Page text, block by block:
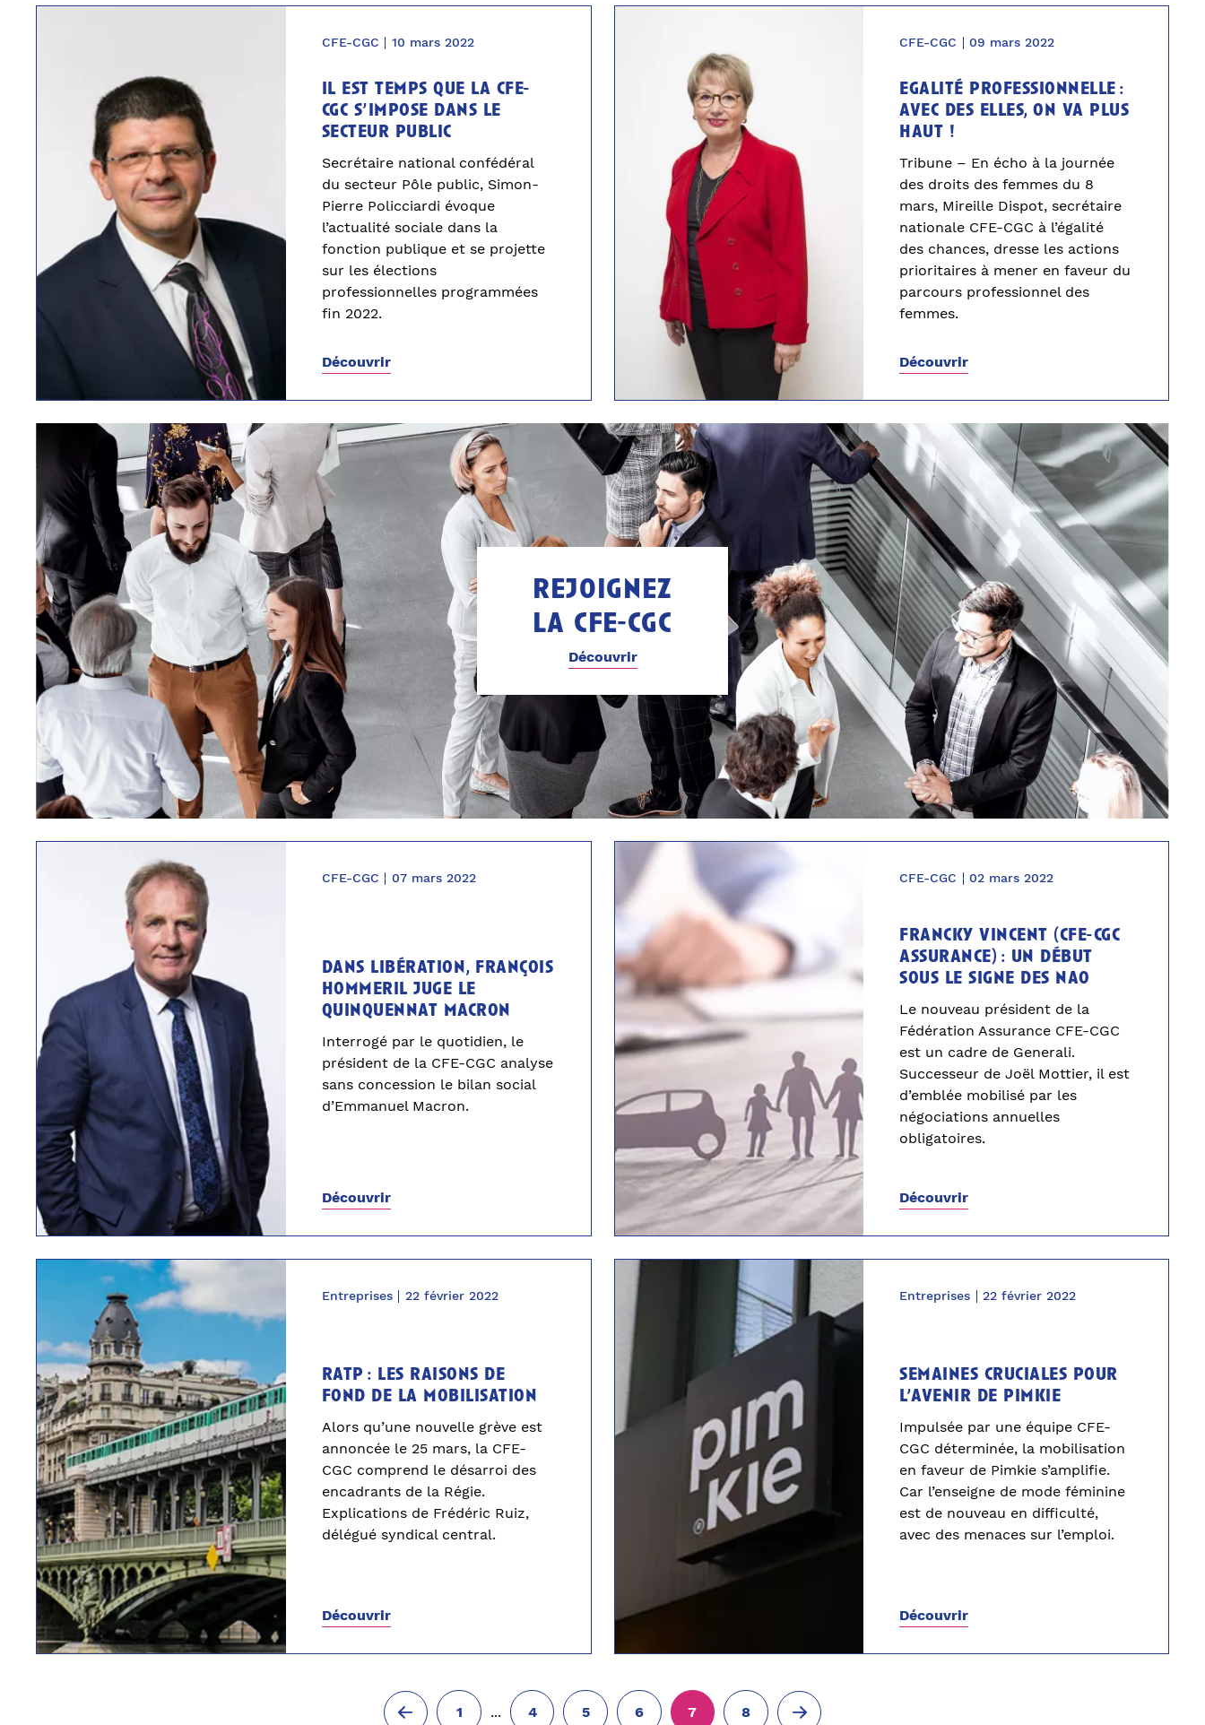
CFE-CGC 10 mars 2022
il est temps que la cfe-
cgc s’impose dans le
secteur public
Secrétaire national confédéral
du secteur Pôle public, Simon-
Pierre Policciardi évoque
l’actualité sociale dans la
fonction publique et se projette
sur les élections
professionnelles programmées
fin 2022.
Découvrir
CFE-CGC 09 mars 2022
egalité professionnelle :
avec des elles, on va plus
haut !
Tribune – En écho à la journée
des droits des femmes du 8
mars, Mireille Dispot, secrétaire
nationale CFE-CGC à l’égalité
des chances, dresse les actions
prioritaires à mener en faveur du
parcours professionnel des
femmes.
Découvrir
rejoignez
la cfe-cgc
Découvrir
CFE-CGC 07 mars 2022
dans libération, françois
hommeril juge le
quinquennat macron
Interrogé par le quotidien, le
président de la CFE-CGC analyse
sans concession le bilan social
d’Emmanuel Macron.
Découvrir
CFE-CGC 02 mars 2022
francky vincent (cfe-cgc
assurance) : un début
sous le signe des nao
Le nouveau président de la
Fédération Assurance CFE-CGC
est un cadre de Generali.
Successeur de Joël Mottier, il est
d’emblée mobilisé par les
négociations annuelles
obligatoires.
Découvrir
Entreprises 22 février 2022
ratp : les raisons de
fond de la mobilisation
Alors qu’une nouvelle grève est
annoncée le 25 mars, la CFE-
CGC comprend le désarroi des
encadrants de la Régie.
Explications de Frédéric Ruiz,
délégué syndical central.
Découvrir
Entreprises 22 février 2022
semaines cruciales pour
l’avenir de pimkie
Impulsée par une équipe CFE-
CGC déterminée, la mobilisation
en faveur de Pimkie s’amplifie.
Car l’enseigne de mode féminine
est de nouveau en difficulté,
avec des menaces sur l’emploi.
Découvrir
1 ... 4 5 6 7 8